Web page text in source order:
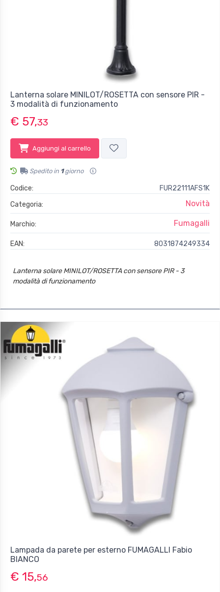
Lanterna solare MINILOT/ROSETTA con sensore PIR -
3 modalità di funzionamento
€ 57,33
Aggiungi al carrello
Spedito in 1giorno
Codice:
FUR22111AFS1K
Categoria:
Novità
Marchio: Fumagalli
EAN: 8031874249334
Lanterna solare MINILOT/ROSETTA con sensore PIR - 3
modalità di funzionamento
Lampada da parete per esterno FUMAGALLI Fabio
BIANCO
€ 15,56